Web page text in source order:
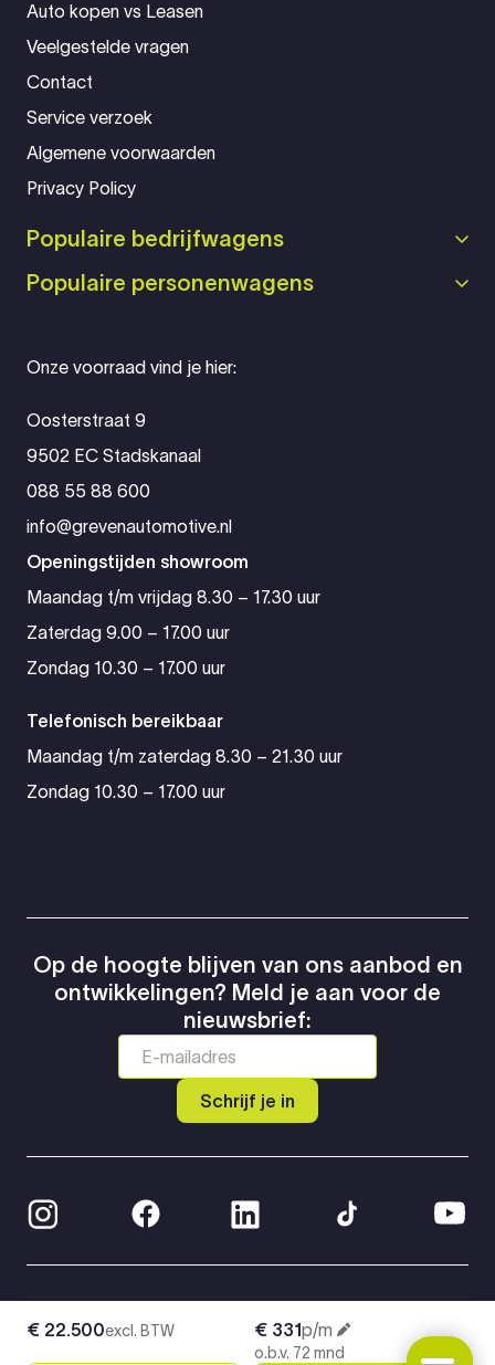
€ 331p/m
o.b.v. 72 mnd
€ 22.500excl. BTW
Onze voorraad vind je hier:
Oosterstraat 9
9502 EC Stadskanaal
088 55 88 600
info@grevenautomotive.nl
Openingstijden showroom
Maandag t/m vrijdag 8.30 – 17.30 uur
Zaterdag 9.00 – 17.00 uur
Zondag 10.30 – 17.00 uur
Telefonisch bereikbaar
Maandag t/m zaterdag 8.30 – 21.30 uur
Zondag 10.30 – 17.00 uur
Auto kopen vs Leasen
Veelgestelde vragen
Contact
Service verzoek
Algemene voorwaarden
Privacy Policy
Populaire bedrijfwagens
Populaire personenwagens
Op de hoogte blijven van ons aanbod en
ontwikkelingen? Meld je aan voor de
nieuwsbrief:
Schrijf je in